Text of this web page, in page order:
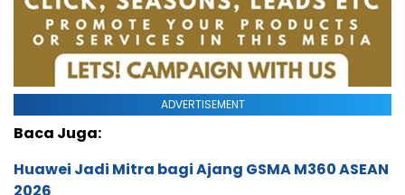
ADVERTISEMENT
Baca Juga:
Huawei Jadi Mitra bagi Ajang GSMA M360 ASEAN